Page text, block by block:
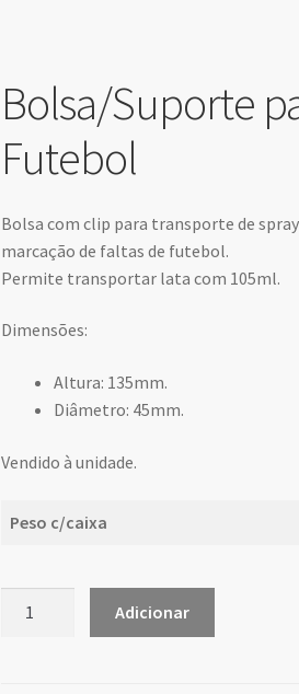
Bolsa/Suporte
Futebol
Bolsa com clip para transporte de
marcação de faltas de futebol.
Permite transportar lata com 105ml.
Dimensões:
Altura: 135mm.
Diâmetro: 45mm.
Vendido à unidade.
Peso c/caixa
Adicionar